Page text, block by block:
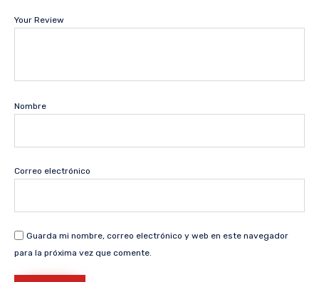
Your Review
Nombre
Correo electrónico
Guarda mi nombre, correo electrónico y web en este navegador
para la próxima vez que comente.